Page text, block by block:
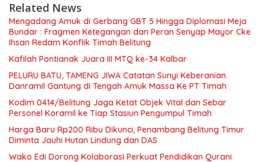
Related News
Mengadang Amuk di Gerbang GBT 5 Hingga Diplomasi Meja
Bundar : Fragmen Ketegangan dan Peran Senyap Mayor Cke
Ihsan Redam Konflik Timah Belitung
Kafilah Pontianak Juara III MTQ ke-34 Kalbar
PELURU BATU, TAMENG JIWA Catatan Sunyi Keberanian
Danramil Gantung di Tengah Amuk Massa Ke PT Timah
Kodim 0414/Belitung Jaga Ketat Objek Vital dan Sebar
Personel Koramil ke Tiap Stasiun Pengumpul Timah
Harga Baru Rp200 Ribu Dikunci, Penambang Belitung Timur
Diminta Jauhi Hutan Lindung dan DAS
Wako Edi Dorong Kolaborasi Perkuat Pendidikan Qurani